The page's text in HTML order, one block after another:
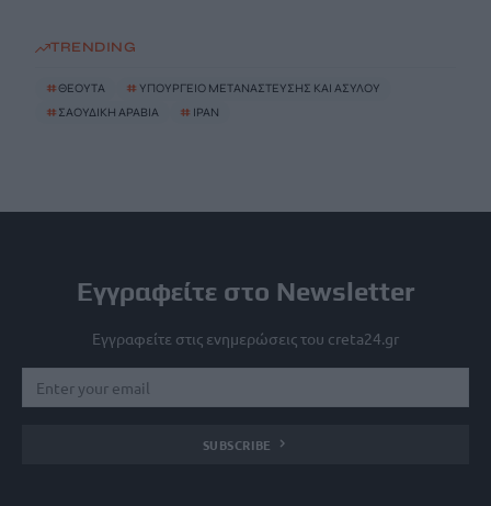
TRENDING
#ΘΕΟΥΤΑ # ΥΠΟΥΡΓΕΙΟ ΜΕΤΑΝΑΣΤΕΥΣΗΣ ΚΑΙ ΑΣΥΛΟΥ
# ΣΑΟΥΔΙΚΗ ΑΡΑΒΙΑ # ΙΡΑΝ
Εγγραφείτε στο Newsletter
Εγγραφείτε στις ενημερώσεις του creta24.gr
SUBSCRIBE